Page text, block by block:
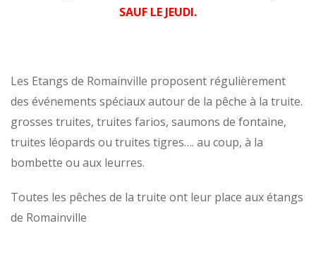
SAUF LE JEUDI.
Les Etangs de Romainville proposent régulièrement
des événements spéciaux autour de la pêche à la truite.
grosses truites, truites farios, saumons de fontaine,
truites léopards ou truites tigres…. au coup, à la
bombette ou aux leurres.
Toutes les pêches de la truite ont leur place aux étangs
de Romainville